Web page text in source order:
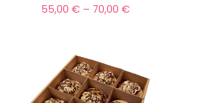
55,00 € – 70,00 €Preisspanne: